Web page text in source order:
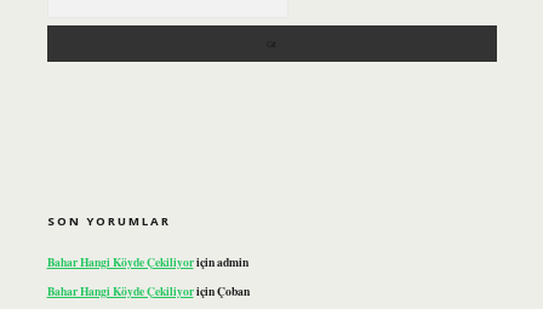
SON YORUMLAR
Bahar Hangi Köyde Çekiliyoriçinadmin
Bahar Hangi Köyde ÇekiliyoriçinÇoban